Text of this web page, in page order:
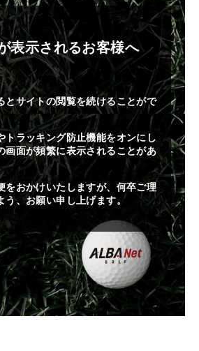
表示されるお客様へ
とサイトの閲覧を続けることがで
トラッキング防止機能をオンにし
画面が頻繁に表示されることがあ
をおかけいたしますが、何卒ご理
う、お願い申し上げます。